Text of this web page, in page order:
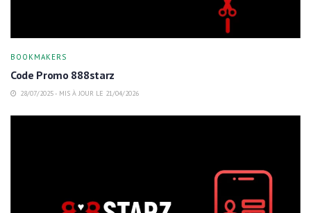
BOOKMAKERS
Code Promo 888starz
28/07/2025 - MIS À JOUR LE 21/04/2026